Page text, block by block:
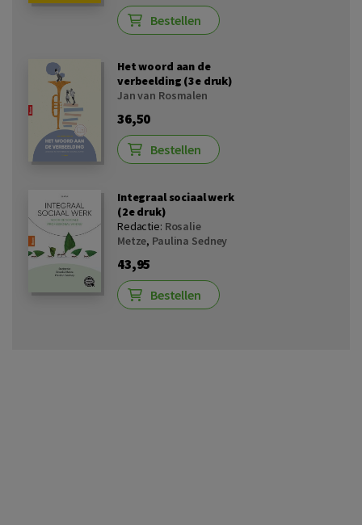
Bestellen
Het woord aan de
verbeelding (3e druk)
Jan van Rosmalen
36,50
Bestellen
Integraal sociaal werk
(2e druk)
Redactie: Rosalie
Metze, Paulina Sedney
43,95
Bestellen